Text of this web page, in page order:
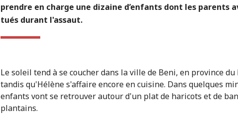
prendre en charge une dizaine d’enfants dont les parents
tués durant l'assaut.
Le soleil tend à se coucher dans la ville de Beni, en province du
tandis qu'Hélène s'affaire encore en cuisine. Dans quelques
enfants vont se retrouver autour d'un plat de haricots et de
plantains.